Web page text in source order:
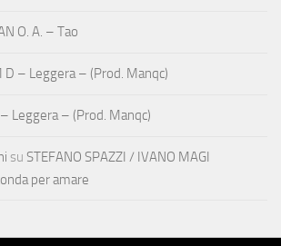
O. A. – Tao
D – Leggera – (Prod. Manqc)
Leggera – (Prod. Manqc)
su STEFANO SPAZZI / IVANO MAGI
per amare